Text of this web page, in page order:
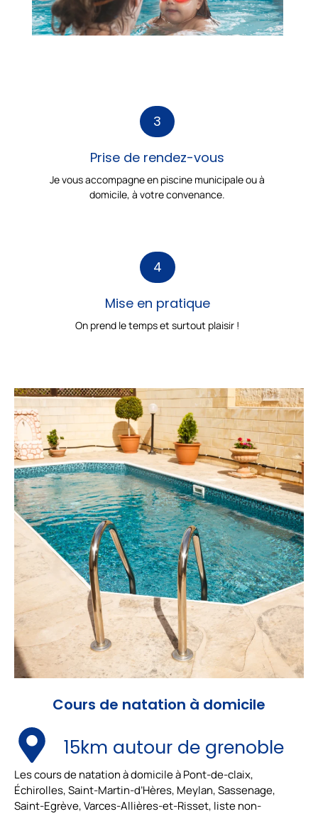
3
Prise de rendez-vous
Je vous accompagne en piscine municipale ou à
domicile, à votre convenance.
4
Mise en pratique
On prend le temps et surtout plaisir !
Cours de natation à domicile
15km autour de grenoble
Les cours de natation à domicile à Pont-de-claix,
Échirolles, Saint-Martin-d’Hères, Meylan, Sassenage,
Saint-Egrève, Varces-Allières-et-Risset, liste non-